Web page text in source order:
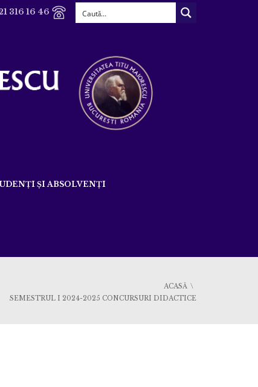
316 16 46
ȘI ABSOLVENȚI
ACASĂ
SEMESTRUL I 2024-2025 CONCURSURI DIDACTICE